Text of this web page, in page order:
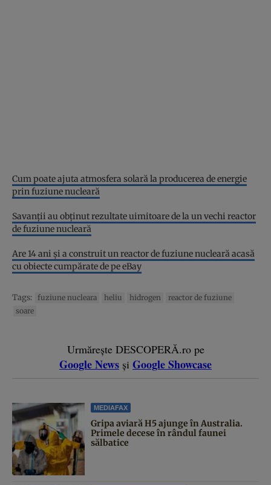
Cum poate ajuta atmosfera solară la producerea de energie
prin fuziune nucleară
Savanţii au obţinut rezultate uimitoare de la un vechi reactor
de fuziune nucleară
Are 14 ani şi a construit un reactor de fuziune nucleară acasă
cu obiecte cumpărate de pe eBay
Tags: fuziune nucleara heliu hidrogen
reactor de fuziune
soare
Urmărește DESCOPERĂ.ro pe
Google News și Google Showcase
MEDIAFAX
Gripa aviară H5 ajunge în Australia.
Primele decese în rândul faunei
sălbatice